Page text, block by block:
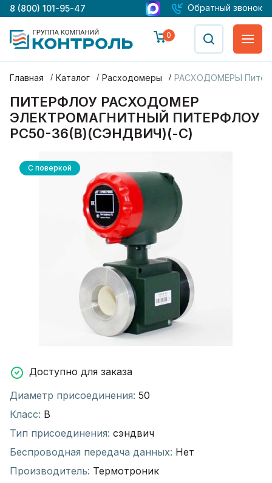
8 (800) 101-95-47 Обратный звонок
0
Главная Каталог Расходомеры РАСХОДОМЕРЫ
ПИТЕРФЛОУ РАСХОДОМЕР
ЭЛЕКТРОМАГНИТНЫЙ ПИТЕРФЛОУ
РС50-36(В)(СЭНДВИЧ)(-С)
С поверкой
Доступно для заказа
Диаметр присоединения: 50
Класс: В
Тип присоединения: сэндвич
Беспроводная передача данных: Нет
Производитель: Термотроник